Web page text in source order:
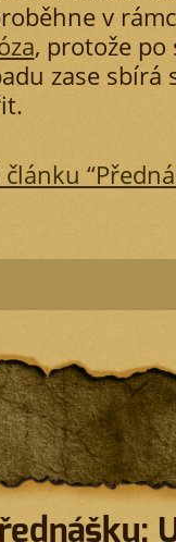
v
, protože po
zase sbírá